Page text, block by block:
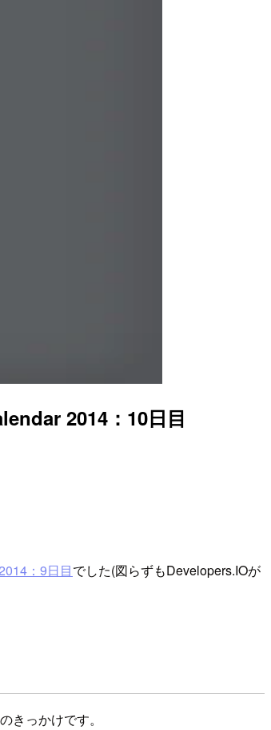
2014：10日目
：9日目でした(図らずもDevelopers.IOが
きっかけです。